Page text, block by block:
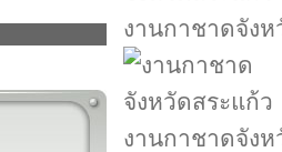
งานกาชาดจัง
งานกาชาดจัง